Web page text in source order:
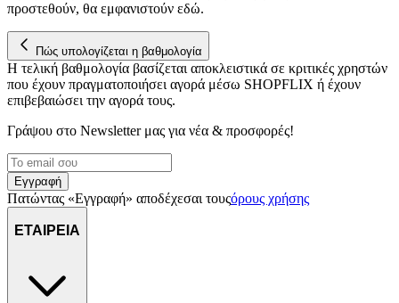
προστεθούν, θα εμφανιστούν εδώ.
Πώς υπολογίζεται η βαθμολογία
Η τελική βαθμολογία βασίζεται αποκλειστικά σε κριτικές χρηστών
που έχουν πραγματοποιήσει αγορά μέσω SHOPFLIX ή έχουν
επιβεβαιώσει την αγορά τους.
Γράψου στο Νewsletter μας για νέα & προσφορές!
Εγγραφή
Πατώντας «Εγγραφή» αποδέχεσαι τουςόρους χρήσης
ΕΤΑΙΡΕΙΑ